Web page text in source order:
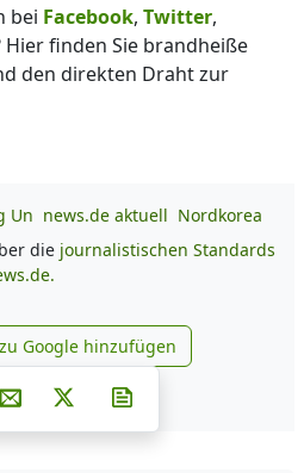
bei Facebook, Twitter,
Hier finden Sie brandheiße
den direkten Draht zur
Un news.de aktuell Nordkorea
die journalistischen Standards
news.de zu Google
Google hinzufügen
auf Facebook
Teilen auf Whatsapp
Teilen auf Telegram
auf Pinterest
Per E-Mail teilen
Post auf X